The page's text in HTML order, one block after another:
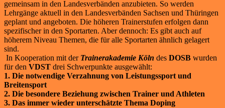
gemeinsam in den Landesverbänden anzubieten. So werden
Lehrgänge aktuell in den Landesverbänden Sachsen und Thüringen
geplant und angeboten. Die höheren Trainerstufen erfolgen dann
spezifischer in den Sportarten. Aber dennoch: Es gibt auch auf
höherem Niveau Themen, die für alle Sportarten ähnlich gelagert
sind.
In Kooperation mit der Trainerakademie Köln des DOSB wurden
für den VDST drei Schwerpunkte ausgewählt:
1. Die notwendige Verzahnung von Leistungssport und
Breitensport
2. Die besondere Beziehung zwischen Trainer und Athleten
3. Das immer wieder unterschätzte Thema Doping